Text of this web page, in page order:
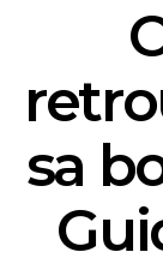
sa